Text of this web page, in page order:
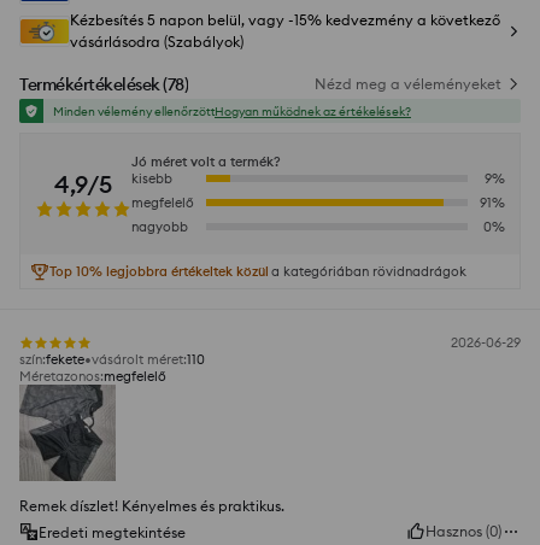
Kézbesítés 5 napon belül, vagy -15% kedvezmény a következő
vásárlásodra (Szabályok)
Termékértékelések(78) Nézd meg a véleményeket
Minden vélemény ellenőrzöttHogyan működnek az értékelések?
4,9/5
Jó méret volt a termék?
kisebb
9%
megfelelő
91%
nagyobb
0%
Top 10% legjobbra értékeltek közül a kategóriában rövidnadrágok
2026-06-29
szín:fekete vásárolt méret:110
Méretazonos:megfelelő
Remek díszlet! Kényelmes és praktikus.
Eredeti megtekintése
Hasznos (0)